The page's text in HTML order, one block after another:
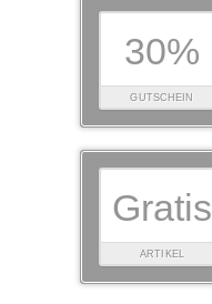
30%
GUTSCHEIN
Gratis
ARTIKEL